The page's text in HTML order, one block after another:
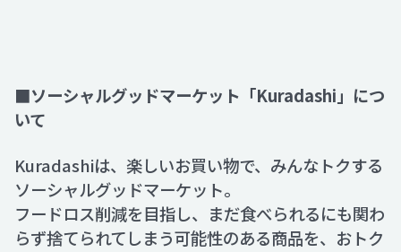
■ソーシャルグッドマーケット「Kuradashi」につ
いて
Kuradashiは、楽しいお買い物で、みんなトクする
ソーシャルグッドマーケット。
フードロス削減を目指し、まだ食べられるにも関わ
らず捨てられてしまう可能性のある商品を、おトク